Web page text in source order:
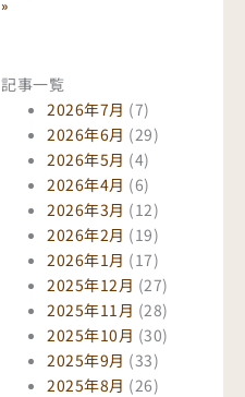
»
記事一覧
2026年7月 (7)
2026年6月 (29)
2026年5月 (4)
2026年4月 (6)
2026年3月 (12)
2026年2月 (19)
2026年1月 (17)
2025年12月 (27)
2025年11月 (28)
2025年10月 (30)
2025年9月 (33)
2025年8月 (26)